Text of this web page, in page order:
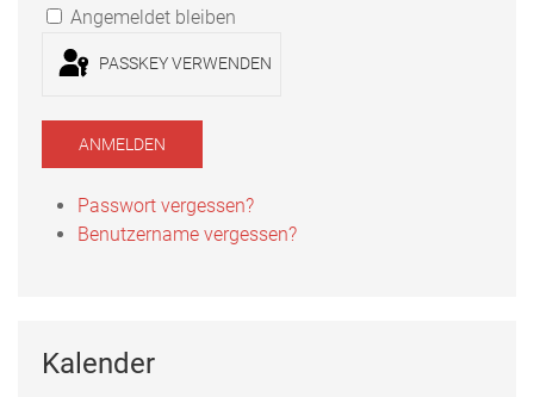
PASSWORT ANZEIGEN
Angemeldet bleiben
PASSKEY VERWENDEN
ANMELDEN
Passwort vergessen?
Benutzername vergessen?
Kalender